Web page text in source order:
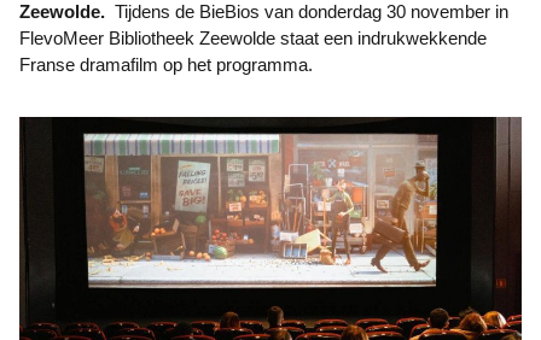
Zeewolde. Tijdens de BieBios van donderdag 30 november in
FlevoMeer Bibliotheek Zeewolde staat een indrukwekkende
Franse dramafilm op het programma.